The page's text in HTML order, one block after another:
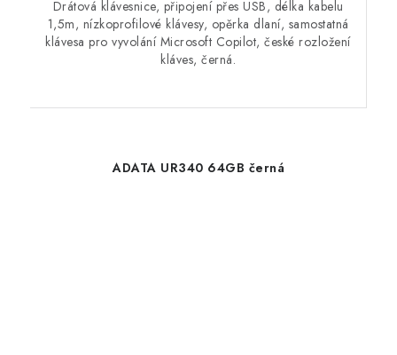
Drátová klávesnice, připojení přes USB, délka kabelu
1,5m, nízkoprofilové klávesy, opěrka dlaní, samostatná
klávesa pro vyvolání Microsoft Copilot, české rozložení
kláves, černá.
ADATA UR340 64GB černá